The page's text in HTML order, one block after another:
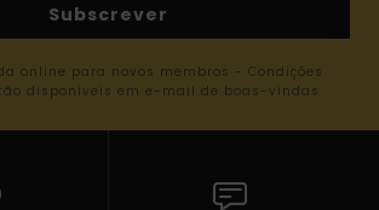
Subscrever
online para novos membros - Condições
disponíveis em e-mail de boas-vindas